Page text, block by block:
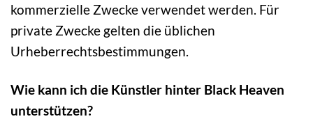
kommerzielle Zwecke verwendet werden. Für
private Zwecke gelten die üblichen
Urheberrechtsbestimmungen.
Wie kann ich die Künstler hinter Black Heaven
unterstützen?